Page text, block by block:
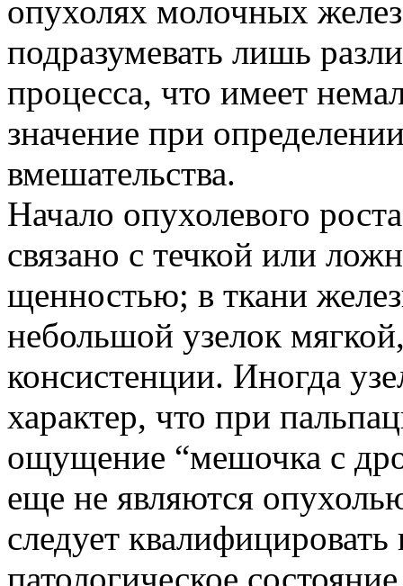
опухолях молочных
подразумевать лишь
процесса, что имеет
значение при
вмешательства.
Начало опухолевого
связано с течкой или
щенностью; в ткани
небольшой узелок
консистенции. Иногда
характер, что при
ощущение “мешочка с
еще не являются
следует
патологическое